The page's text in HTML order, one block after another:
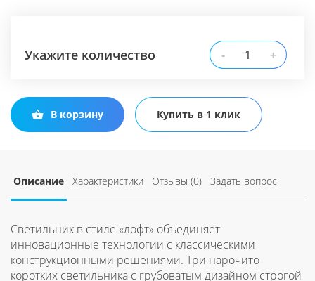
Укажите количество - +
В корзину Купить в 1 клик
Описание Характеристики Отзывы (0) Задать вопрос
Светильник в стиле «лофт» объединяет
инновационные технологии с классическими
конструкционными решениями. Три нарочито
коротких светильника с грубоватым дизайном строгой